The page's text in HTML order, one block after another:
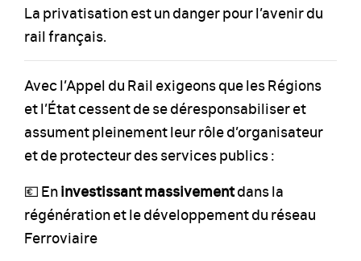
La privatisation est un danger pour l’avenir du
rail français.
Avec l’Appel du Rail exigeons que les Régions
et l’État cessent de se déresponsabiliser et
assument pleinement leur rôle d’organisateur
et de protecteur des services publics :
💶 Eninvestissant massivementdans la
régénération et le développement du réseau
Ferroviaire